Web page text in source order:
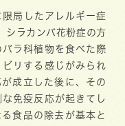
局したアレルギー症
シラカンバ花粉症の方
ラ科植物を食べた際
リする感じがみられ
成立した後に、その
免疫反応が起きてし
食品の除去が基本と